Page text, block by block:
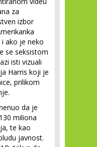
za
izbor
ako je neko
se seksistom
isti vizuali
Harris koji je
prilikom
da je
miliona
te kao
javnost.